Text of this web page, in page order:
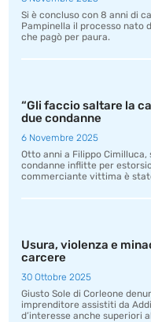
Si è concluso con 8 anni di
Pampinella il processo nato
che pagò per paura.
“Gli faccio saltare la
due condanne
6 Novembre 2025
Otto anni a Filippo Cimilluca,
condanne inflitte per
commerciante vittima è
Usura, violenza e
carcere
30 Ottobre 2025
Giusto Sole di Corleone
imprenditore assistiti da
d’interesse anche superiori